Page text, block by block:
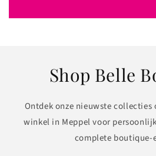
Shop Belle
Ontdek onze nieuwste collecties
winkel in Meppel voor
complete boutique-